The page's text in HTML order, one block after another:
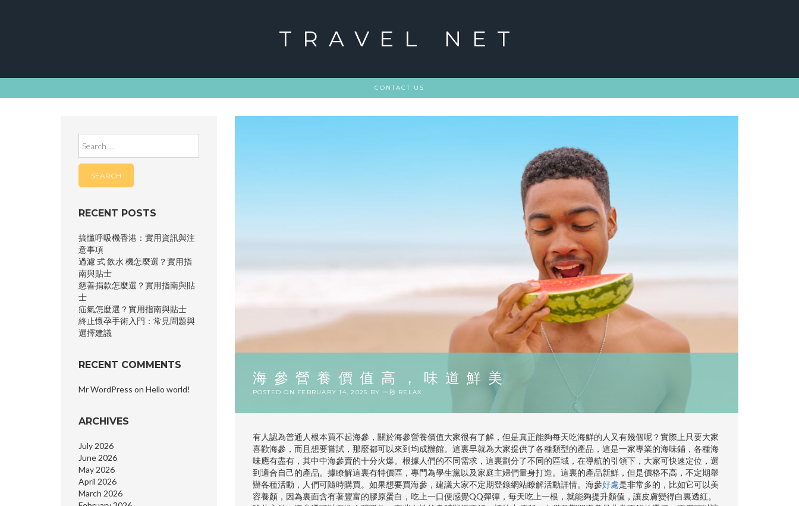
TRAVEL NET
CONTACT US
for:
RECENT POSTS
搞懂呼吸機香港：實用資訊與注
意事項
過濾 式 飲水 機怎麼選？實用指
南與貼士
慈善捐款怎麼選？實用指南與貼
士
疝氣怎麼選？實用指南與貼士
終止懷孕手術入門：常見問題與
選擇建議
RECENT COMMENTS
Mr WordPress on Hello world!
ARCHIVES
July 2026
June 2026
May 2026
April 2026
March 2026
海參營養價值高，味道鮮美
POSTED ON FEBRUARY 14, 2025 BY一秒 RELAX
有人認為普通人根本買不起海參，關於海參營養價值大家很有了解，但是真正能夠每天吃海鮮的人又有幾個呢？實際上只要大家
喜歡海參，而且想要嘗試，那麼都可以來到均成辦館。這裏早就為大家提供了各種類型的產品，這是一家專業的海味鋪，各種海
味應有盡有，其中中海參賣的十分火爆。根據人們的不同需求，這裏劃分了不同的區域，在導航的引領下，大家可快速定位，選
到適合自己的產品。據瞭解這裏有特價區，專門為學生黨以及家庭主婦們量身打造。這裏的產品新鮮，但是價格不高，不定期舉
辦各種活動，人們可隨時購買。如果想要買海參，建議大家不定期登錄網站瞭解活動詳情。海參好處是非常多的，比如它可以美
容養顏，因為裏面含有著豐富的膠原蛋白，吃上一口便感覺QQ彈彈，每天吃上一根，就能夠提升顏值，讓皮膚變得白裏透紅。